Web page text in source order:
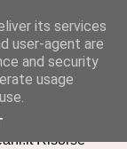
Risorse
its services
user-agent are
and security
usage